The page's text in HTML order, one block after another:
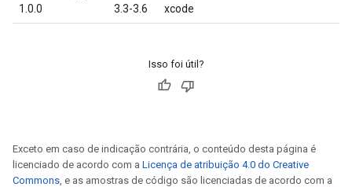
1.0.0
3.3-3.6
xcode
Isso foi útil?
Exceto em caso de indicação contrária, o conteúdo desta página é
licenciado de acordo com a Licença de atribuição 4.0 do Creative
Commons, e as amostras de código são licenciadas de acordo com a